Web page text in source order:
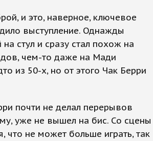
и это, наверное, ключевое
выступление. Однажды
стул и сразу стал похож на
чем-то даже на Мади
из 50-х, но от этого Чак Берри
почти не делал перерывов
уже не вышел на бис. Со сцены
что не может больше играть, так